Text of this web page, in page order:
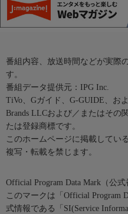
番組内容、放送時間などが実際
す。
番組データ提供元：IPG Inc.
TiVo、Gガイド、G-GUIDE、お
Brands LLCおよび／またはその
たは登録商標です。
このホームページに掲載してい
複写・転載を禁じます。
Official Program Data Mark（公式
このマークは「Official Program
式情報である「SI(Service